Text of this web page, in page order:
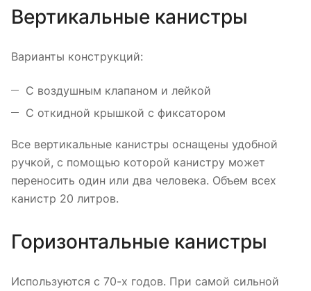
Вертикальные канистры
Варианты конструкций:
С воздушным клапаном и лейкой
С откидной крышкой с фиксатором
Все вертикальные канистры оснащены удобной
ручкой, с помощью которой канистру может
переносить один или два человека. Объем всех
канистр 20 литров.
Горизонтальные канистры
Используются с 70-х годов. При самой сильной